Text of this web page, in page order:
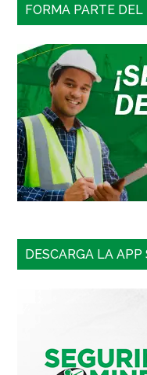
FORMA PARTE DEL
DESCARGA LA